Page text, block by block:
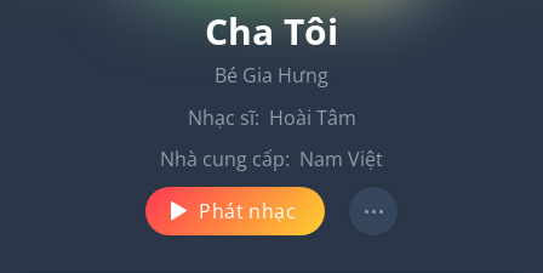
Cha Tôi
Bé Gia Hưng
Nhạc sĩ: Hoài Tâm
Nhà cung cấp: Nam Việt
Phát nhạc